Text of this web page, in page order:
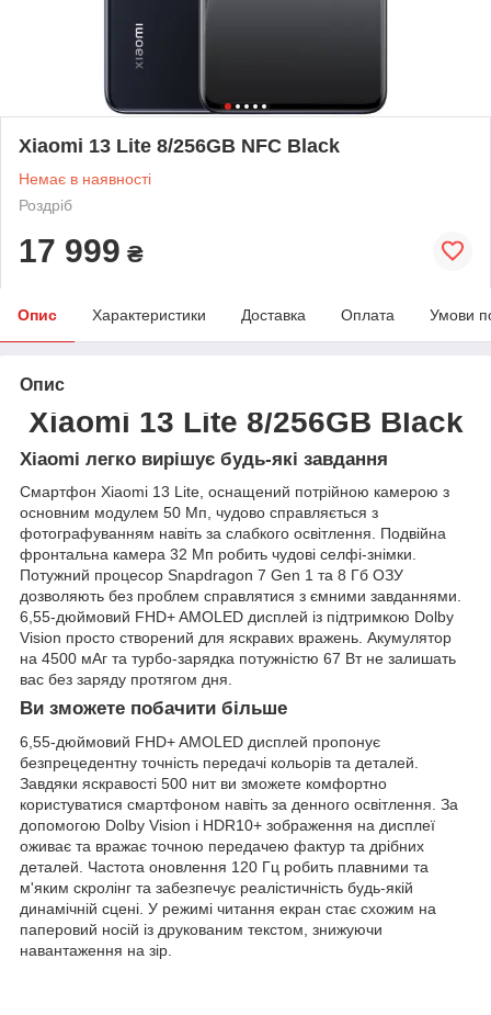
Xiaomi 13 Lite 8/256GB NFC Black
Немає в наявності
Роздріб
17 999 ₴
Опис Характеристики Доставка Оплата Умови
Опис
Xiaomi 13 Lite 8/256GB Black
Xiaomi легко вирішує будь-які завдання
Смартфон Xiaomi 13 Lite, оснащений потрійною камерою з
основним модулем 50 Мп, чудово справляється з
фотографуванням навіть за слабкого освітлення. Подвійна
фронтальна камера 32 Мп робить чудові селфі-знімки.
Потужний процесор Snapdragon 7 Gen 1 та 8 Гб ОЗУ
дозволяють без проблем справлятися з ємними завданнями.
6,55-дюймовий FHD+ AMOLED дисплей із підтримкою Dolby
Vision просто створений для яскравих вражень. Акумулятор
на 4500 мАг та турбо-зарядка потужністю 67 Вт не залишать
вас без заряду протягом дня.
Ви зможете побачити більше
6,55-дюймовий FHD+ AMOLED дисплей пропонує
безпрецедентну точність передачі кольорів та деталей.
Завдяки яскравості 500 нит ви зможете комфортно
користуватися смартфоном навіть за денного освітлення. За
допомогою Dolby Vision і HDR10+ зображення на дисплеї
оживає та вражає точною передачею фактур та дрібних
деталей. Частота оновлення 120 Гц робить плавними та
м'яким скролінг та забезпечує реалістичність будь-якій
динамічній сцені. У режимі читання екран стає схожим на
паперовий носій із друкованим текстом, знижуючи
навантаження на зір.